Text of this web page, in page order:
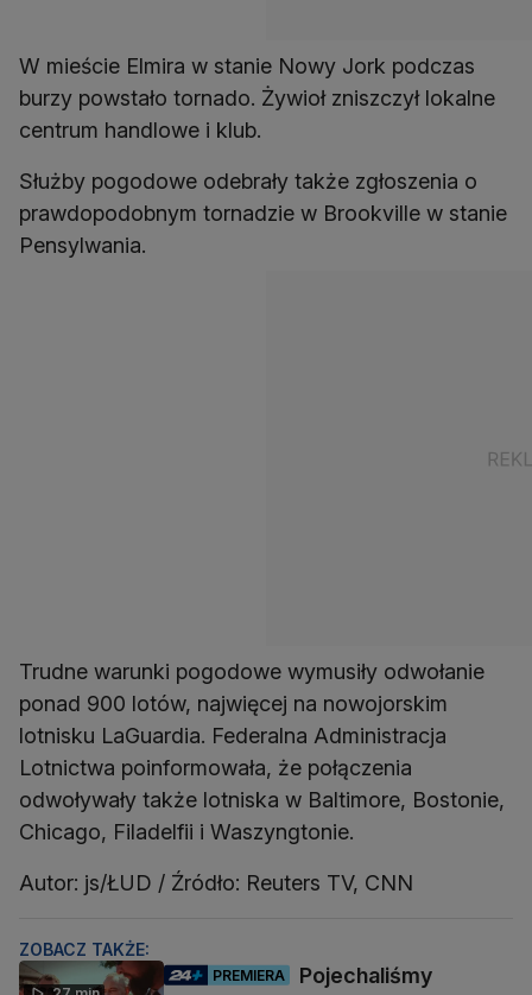
W mieście Elmira w stanie Nowy Jork podczas
burzy powstało tornado. Żywioł zniszczył lokalne
centrum handlowe i klub.
Służby pogodowe odebrały także zgłoszenia o
prawdopodobnym tornadzie w Brookville w stanie
Pensylwania.
Trudne warunki pogodowe wymusiły odwołanie
ponad 900 lotów, najwięcej na nowojorskim
lotnisku LaGuardia. Federalna Administracja
Lotnictwa poinformowała, że połączenia
odwoływały także lotniska w Baltimore, Bostonie,
Chicago, Filadelfii i Waszyngtonie.
Autor: js/ŁUD / Źródło: Reuters TV, CNN
ZOBACZ TAKŻE:
PREMIERA
Pojechaliśmy